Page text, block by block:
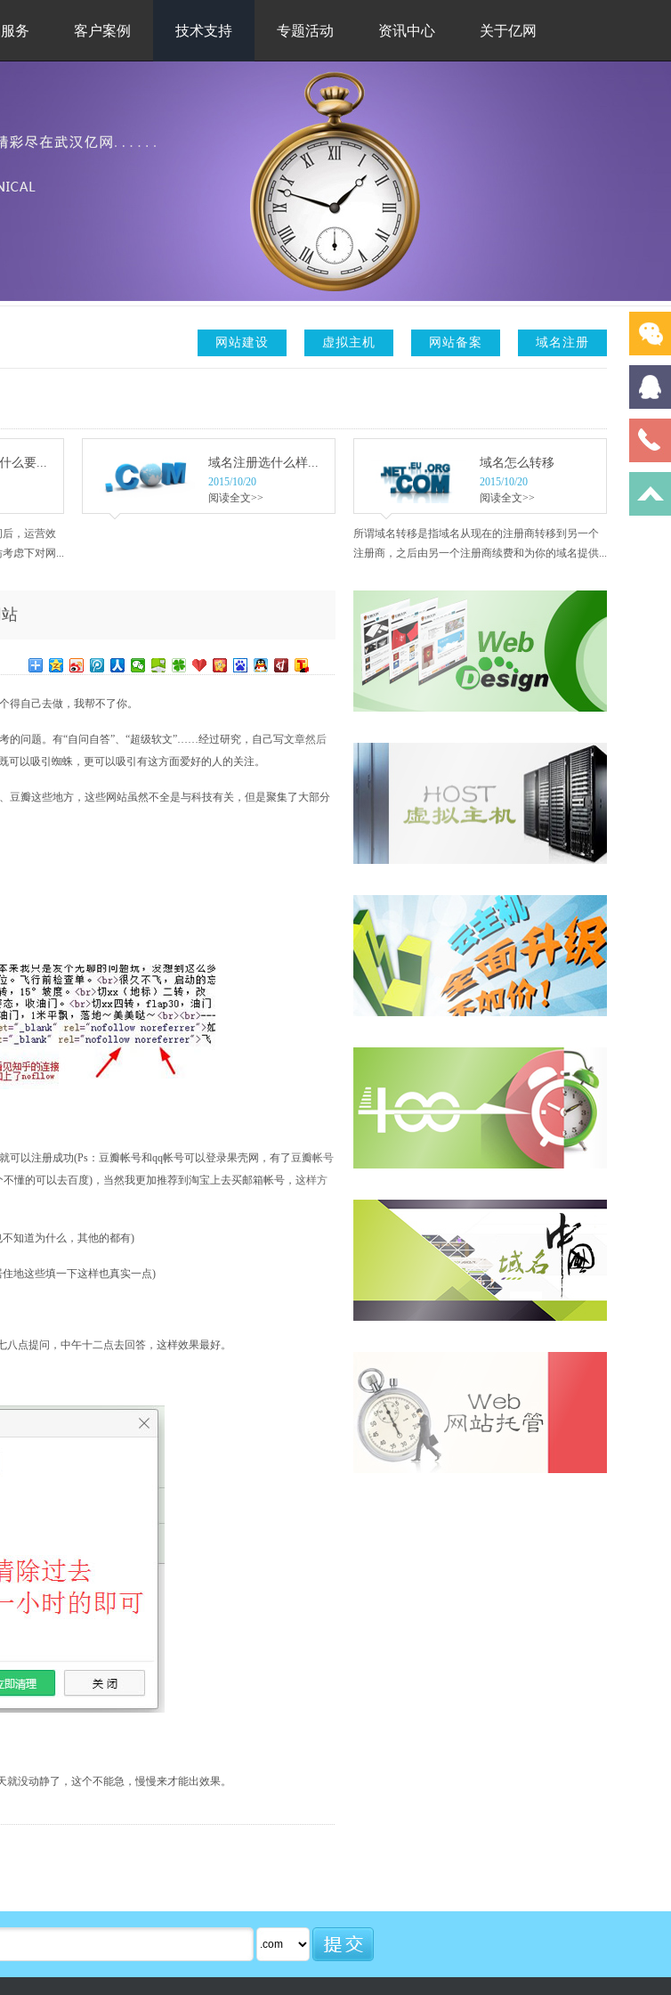
务 客户案例 技术支持 专题活动 资讯中心 关于亿网
域名注册
网站备案
虚拟主机
网站建设
么要...
，运营效
虑下对网...
域名注册选什么样...
2015/10/20
阅读全文>>
域名怎么转移
2015/10/20
阅读全文>>
所谓域名转移是指域名从现在的注册商转移到另一个
注册商，之后由另一个注册商续费和为你的域名提供...
得自己去做，我帮不了你。
的问题。有“自问自答”、“超级软文”……经过研究，自己写文章然后
以吸引蜘蛛，更可以吸引有这方面爱好的人的关注。
豆瓣这些地方，这些网站虽然不全是与科技有关，但是聚集了大部分
以注册成功(Ps：豆瓣帐号和qq帐号可以登录果壳网，有了豆瓣帐号
懂的可以去百度)，当然我更加推荐到淘宝上去买邮箱帐号，这样方
知道为什么，其他的都有)
地这些填一下这样也真实一点)
点提问，中午十二点去回答，这样效果最好。
没动静了，这个不能急，慢慢来才能出效果。